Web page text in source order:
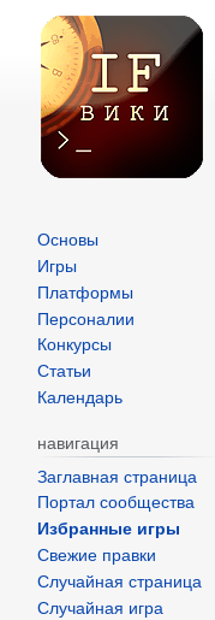
Основы
Игры
Платформы
Персоналии
Конкурсы
Статьи
Календарь
навигация
Заглавная страница
Портал сообщества
Избранные игры
Свежие правки
Случайная страница
Случайная игра